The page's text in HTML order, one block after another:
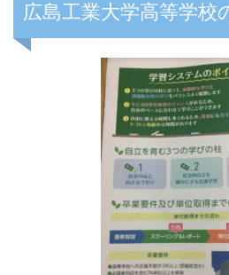
広島工業大学高等学校